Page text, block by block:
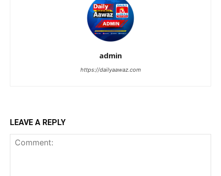
admin
https://dailyaawaz.com
LEAVE A REPLY